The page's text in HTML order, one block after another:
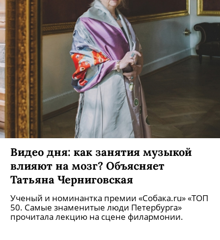
Видео дня: как занятия музыкой
влияют на мозг? Объясняет
Татьяна Черниговская
Ученый и номинантка премии «Собака.ru» «ТОП
50. Самые знаменитые люди Петербурга»
прочитала лекцию на сцене филармонии.